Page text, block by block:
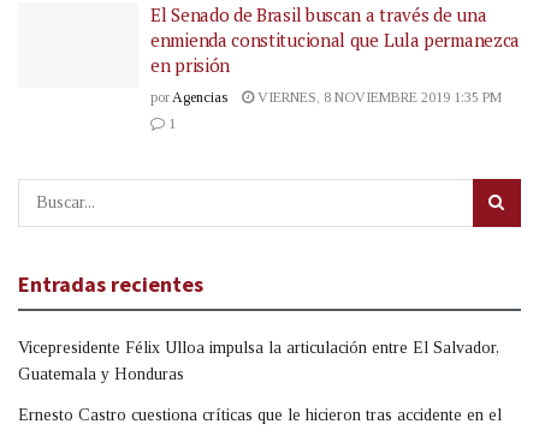
El Senado de Brasil buscan a través de una
enmienda constitucional que Lula permanezca
en prisión
por Agencias
VIERNES, 8 NOVIEMBRE 2019 1:35 PM
1
Entradas recientes
Vicepresidente Félix Ulloa impulsa la articulación entre El Salvador,
Guatemala y Honduras
Ernesto Castro cuestiona críticas que le hicieron tras accidente en el